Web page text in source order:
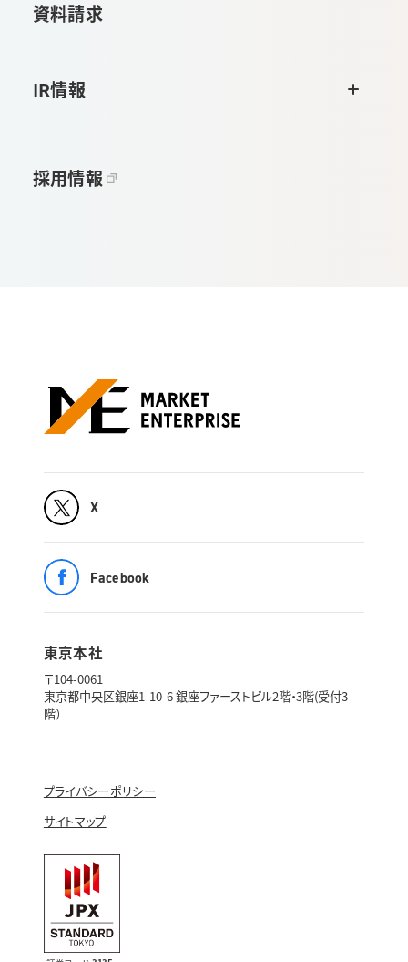
X
Facebook
東京本社
〒104-0061
東京都中央区銀座1-10-6 銀座ファーストビル2階・3階(受付3
階）
資料請求
IR情報
採用情報
プライバシーポリシー
サイトマップ